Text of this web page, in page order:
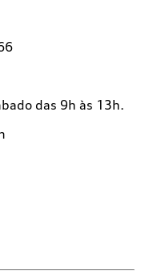
das 9h às 13h.